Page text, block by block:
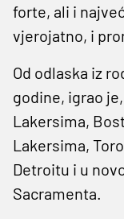
forte, ali i
vjerojatno, i
Od odlaska iz
godine, igrao
Lakersima,
Lakersima,
Detroitu i u
Sacramenta.